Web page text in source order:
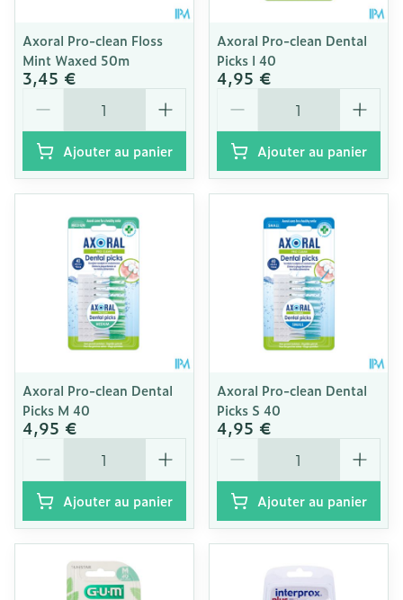
Axoral Pro-clean Floss
Mint Waxed 50m
3,45 €
Ajouter au panier
Axoral Pro-clean Dental
Picks l 40
4,95 €
Ajouter au panier
Axoral Pro-clean Dental
Picks M 40
4,95 €
Ajouter au panier
Axoral Pro-clean Dental
Picks S 40
4,95 €
Ajouter au panier